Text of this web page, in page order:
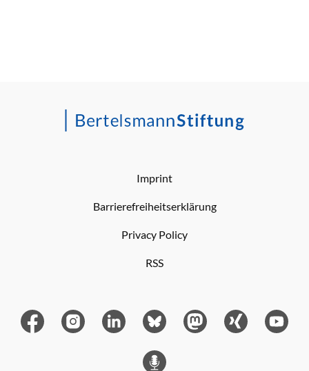
Imprint
Barrierefreiheitserklärung
Privacy Policy
RSS